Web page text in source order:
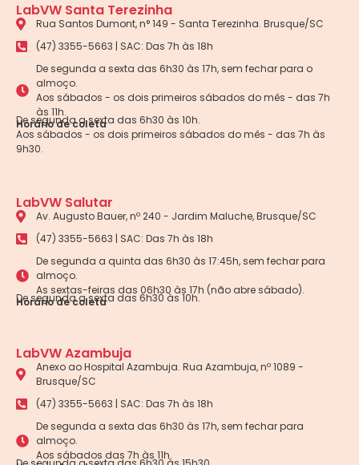
LabVW Santa Terezinha
Rua Santos Dumont, n° 149 - Santa Terezinha. Brusque/SC
(47) 3355-5663 | SAC: Das 7h às 18h
De segunda a sexta das 6h30 às 17h, sem fechar para o
almoço.
Aos sábados - os dois primeiros sábados do mês - das 7h
às 11h.
Horário de coleta
De segunda a sexta das 6h30 às 10h.
Aos sábados - os dois primeiros sábados do mês - das 7h às
9h30.
LabVW Salutar
Av. Augusto Bauer, nº 240 - Jardim Maluche, Brusque/SC
(47) 3355-5663 | SAC: Das 7h às 18h
De segunda a quinta das 6h30 às 17:45h, sem fechar para
almoço.
As sextas-feiras das 06h30 às 17h (não abre sábado).
Horário de coleta
De segunda a sexta das 6h30 às 10h.
LabVW Azambuja
Anexo ao Hospital Azambuja. Rua Azambuja, nº 1089 -
Brusque/SC
(47) 3355-5663 | SAC: Das 7h às 18h
De segunda a sexta das 6h30 às 17h, sem fechar para
almoço.
Aos sábados das 7h às 11h.